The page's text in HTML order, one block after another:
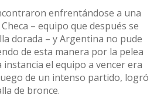
enfrentándose a una
– equipo que después se
dorada – y Argentina no pude
de esta manera por la pelea
instancia el equipo a vencer era
de un intenso partido, logró
de bronce.